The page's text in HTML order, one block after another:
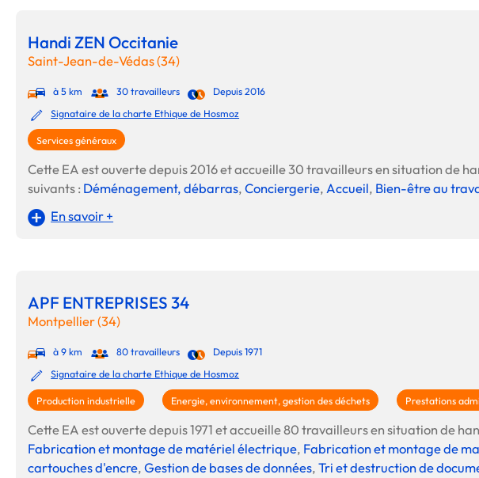
Handi ZEN Occitanie
Saint-Jean-de-Védas (34)
à 5 km 30 travailleurs
Depuis 2016
Signataire de la charte Ethique de Hosmoz
Services généraux
Cette EA est ouverte depuis 2016 et accueille 30 travailleurs en situation de
suivants : Déménagement, débarras,Conciergerie, Accueil, Bien-être au
En savoir +
APF ENTREPRISES 34
Montpellier (34)
à 9 km 80 travailleurs
Depuis 1971
Signataire de la charte Ethique de Hosmoz
Production industrielle Energie, environnement, gestion des déchets Prestations
Cette EA est ouverte depuis 1971 et accueille 80 travailleurs en situation de
Fabrication et montage de matériel électrique, Fabrication et montage de
cartouches d'encre,Gestion de bases de données,Tri et destruction de